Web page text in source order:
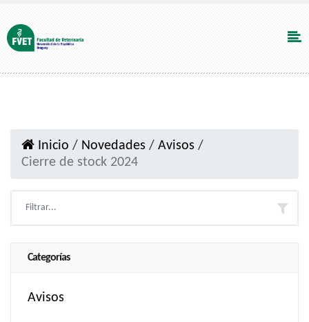
Inicio / Novedades / Avisos /
Cierre de stock 2024
Categorías
Avisos